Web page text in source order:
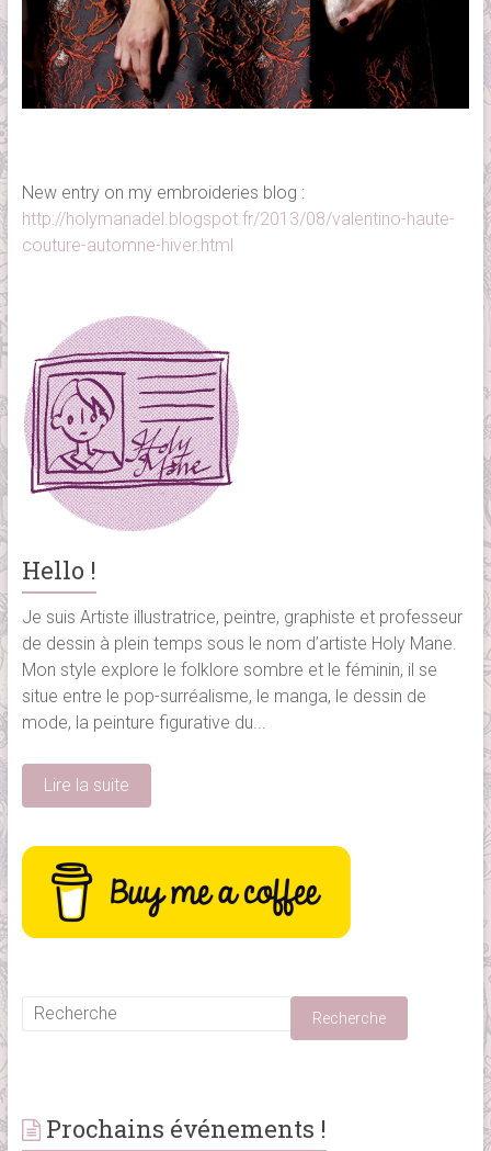
New entry on my embroideries blog :
http://holymanadel.blogspot.fr/2013/08/valentino-haute-
couture-automne-hiver.html
Hello !
Je suis Artiste illustratrice, peintre, graphiste et professeur
de dessin à plein temps sous le nom d’artiste Holy Mane.
Mon style explore le folklore sombre et le féminin, il se
situe entre le pop-surréalisme, le manga, le dessin de
mode, la peinture figurative du...
Lire la suite
Prochains événements !